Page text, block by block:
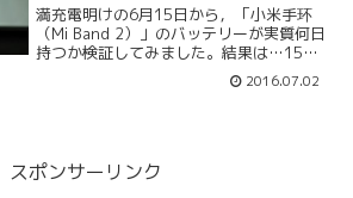
満充電明けの6月15日から，「小米手环
（Mi Band 2）」のバッテリーが実質何日
持つか検証してみました。結果は…15
日，ちょうど半月でした。小米の公式サ
イトでは，バッテリーの持続時間を20日
2016.07.02
スポンサーリンク